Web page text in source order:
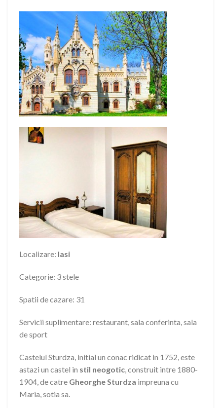
Localizare: Iasi
Categorie: 3 stele
Spatii de cazare: 31
Servicii suplimentare: restaurant, sala conferinta, sala
de sport
Castelul Sturdza, initial un conac ridicat in 1752, este
astazi un castel in stil neogotic , construit intre 1880-
1904, de catre Gheorghe Sturdza impreuna cu
Maria, sotia sa.